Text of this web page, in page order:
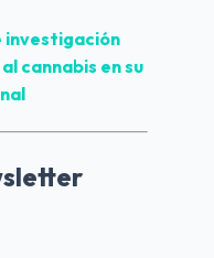
investigación
cannabis en su